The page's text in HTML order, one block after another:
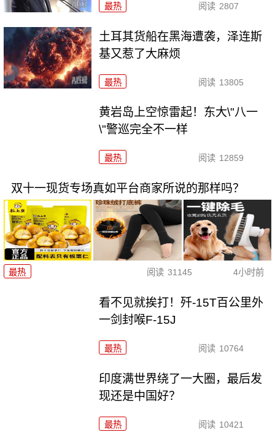
最热 阅读 2807
土耳其货船在黑海遭袭，泽连斯
基又惹了大麻烦
最热 阅读 13805
黄岩岛上空惊雷起！东大\"八一
\"警巡完全不一样
最热 阅读 12859
双十一现货专场真如平台商家所说的那样吗？
最热 阅读 31145 4小时前
看不见就挨打！歼-15T百公里外
一剑封喉F-15J
最热 阅读 10764
印度满世界绕了一大圈，最后发
现还是中国好？
最热 阅读 10421